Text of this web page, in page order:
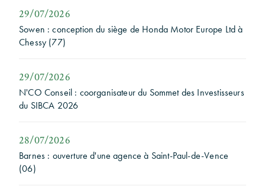
29/07/2026
Sowen : conception du siège de Honda Motor Europe Ltd à
Chessy (77)
29/07/2026
N'CO Conseil : coorganisateur du Sommet des Investisseurs
du SIBCA 2026
28/07/2026
Barnes : ouverture d'une agence à Saint-Paul-de-Vence
(06)